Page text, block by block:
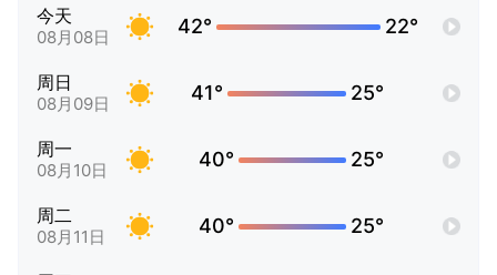
今天
08月08日 42° 22°
周日
08月09日 41° 25°
周一
08月10日 40° 25°
周二
08月11日 40° 25°